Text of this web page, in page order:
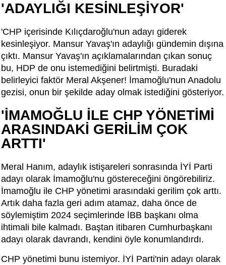
'ADAYLIĞI KESİNLEŞİYOR'
'CHP içerisinde Kılıçdaroğlu'nun adayı giderek
kesinleşiyor. Mansur Yavaş'ın adaylığı gündemin dışına
çıktı. Mansur Yavaş'ın açıklamalarından çıkan sonuç
bu, HDP de onu istemediğini belirtmişti. Buradaki
belirleyici faktör Meral Akşener! İmamoğlu'nun Anadolu
gezisi, onun bir şekilde aday olmak istediğini gösteriyor.
'İMAMOĞLU İLE CHP YÖNETİMİ
ARASINDAKİ GERİLİM ÇOK
ARTTI'
Meral Hanım, adaylık istişareleri sonrasında İYİ Parti
adayı olarak İmamoğlu'nu göstereceğini öngörebiliriz.
İmamoğlu ile CHP yönetimi arasındaki gerilim çok arttı.
Artık daha fazla geri adım atamaz, daha önce de
söylemiştim 2024 seçimlerinde İBB başkanı olma
ihtimali bile kalmadı. Baştan itibaren Cumhurbaşkanı
adayı olarak davrandı, kendini öyle konumlandırdı.
CHP yönetimi bunu istemiyor. İYİ Parti'nin adayı olarak